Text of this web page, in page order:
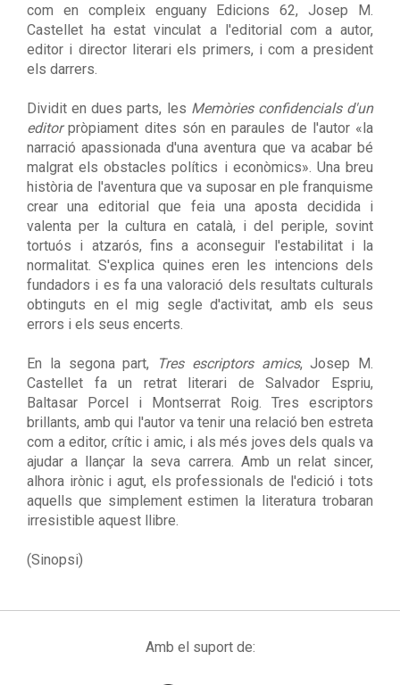
com en compleix enguany Edicions 62, Josep M.
Castellet ha estat vinculat a l'editorial com a autor,
editor i director literari els primers, i com a president
els darrers.
Dividit en dues parts, les Memòries confidencials d'un
editorpròpiament dites són en paraules de l'autor «la
narració apassionada d'una aventura que va acabar bé
malgrat els obstacles polítics i econòmics». Una breu
història de l'aventura que va suposar en ple franquisme
crear una editorial que feia una aposta decidida i
valenta per la cultura en català, i del periple, sovint
tortuós i atzarós, fins a aconseguir l'estabilitat i la
normalitat. S'explica quines eren les intencions dels
fundadors i es fa una valoració dels resultats culturals
obtinguts en el mig segle d'activitat, amb els seus
errors i els seus encerts.
En la segona part, Tres escriptors amics, Josep M.
Castellet fa un retrat literari de Salvador Espriu,
Baltasar Porcel i Montserrat Roig. Tres escriptors
brillants, amb qui l'autor va tenir una relació ben estreta
com a editor, crític i amic, i als més joves dels quals va
ajudar a llançar la seva carrera. Amb un relat sincer,
alhora irònic i agut, els professionals de l'edició i tots
aquells que simplement estimen la literatura trobaran
irresistible aquest llibre.
(Sinopsi)
Amb el suport de: